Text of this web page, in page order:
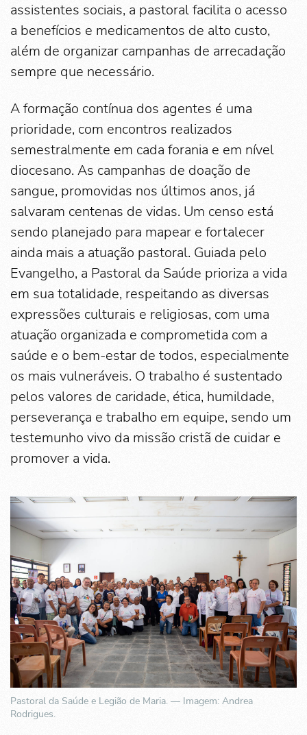
assistentes sociais, a pastoral facilita o acesso
a benefícios e medicamentos de alto custo,
além de organizar campanhas de arrecadação
sempre que necessário.
A formação contínua dos agentes é uma
prioridade, com encontros realizados
semestralmente em cada forania e em nível
diocesano. As campanhas de doação de
sangue, promovidas nos últimos anos, já
salvaram centenas de vidas. Um censo está
sendo planejado para mapear e fortalecer
ainda mais a atuação pastoral. Guiada pelo
Evangelho, a Pastoral da Saúde prioriza a vida
em sua totalidade, respeitando as diversas
expressões culturais e religiosas, com uma
atuação organizada e comprometida com a
saúde e o bem-estar de todos, especialmente
os mais vulneráveis. O trabalho é sustentado
pelos valores de caridade, ética, humildade,
perseverança e trabalho em equipe, sendo um
testemunho vivo da missão cristã de cuidar e
promover a vida.
Pastoral da Saúde e Legião de Maria. — Imagem: Andrea
Rodrigues.